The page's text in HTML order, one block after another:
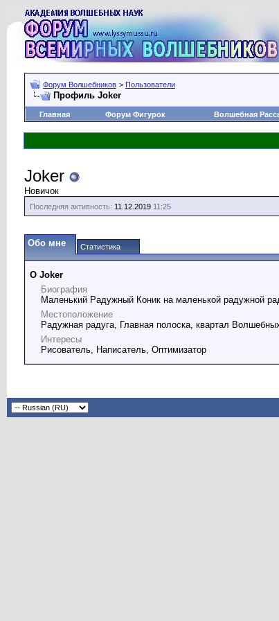
Форум Волшебников > Пользователи
Профиль Joker
Главная
Форум Фигурок Волшебная
Joker
Новичок
Последняя активность: 11.12.2019 11:25
Обо мне Статистика
О Joker
Биография
Маленький Радужный Коник на маленькой радужной
Местоположение
Радужная радуга, Главная полоска, квартал
Интересы
Рисователь, Написатель, Оптимизатор